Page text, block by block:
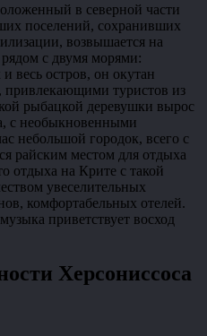
в северной части
поселений, сохранивших
возвышается на
с двумя морями:
весь остров, он окутан
туристов из
рыбацкой деревушки вырос
с необыкновенными
небольшой городок, всего с
райским местом для отдыха
отдыха на Крите с такой
увеселительных
комфортабельных отелей.
приветствует восход
Херсониссоса